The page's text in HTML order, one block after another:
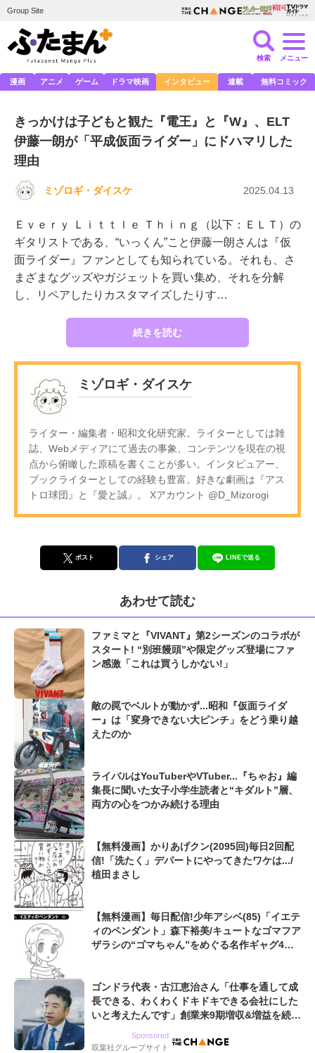
Group Site
検索 メニュー
漫画 アニメ ゲーム ドラマ映画 インタビュー 連載 無料コミック
きっかけは子どもと観た『電王』と『W』、ELT
伊藤一朗が「平成仮面ライダー」にドハマリした
理由
ミゾロギ・ダイスケ 2025.04.13
Ｅｖｅｒｙ Ｌｉｔｔｌｅ Ｔｈｉｎｇ（以下：ＥＬＴ）の
ギタリストである、“いっくん”こと伊藤一朗さんは『仮
面ライダー』ファンとしても知られている。それも、さ
まざまなグッズやガジェットを買い集め、それを分解
し、リペアしたりカスタマイズしたりす…
続きを読む
ミゾロギ・ダイスケ
ライター・編集者・昭和文化研究家。ライターとしては雑
誌、Webメディアにて過去の事象、コンテンツを現在の視
点から俯瞰した原稿を書くことが多い。インタビュアー、
ブックライターとしての経験も豊富。好きな劇画は『アス
トロ球団』と『愛と誠』。 Xアカウント @D_Mizorogi
ポスト シェア LINEで送る
あわせて読む
ファミマと『VIVANT』第2シーズンのコラボが
スタート! “別班饅頭”や限定グッズ登場にファ
ン感激「これは買うしかない!」
敵の罠でベルトが動かず...昭和『仮面ライダ
ー』は「変身できない大ピンチ」をどう乗り越
えたのか
ライバルはYouTuberやVTuber...『ちゃお』編
集長に聞いた女子小学生読者と“キダルト”層、
両方の心をつかみ続ける理由
【無料漫画】かりあげクン(2095回)毎日2回配
信!「洗たく」デパートにやってきたワケは.../
植田まさし
【無料漫画】毎日配信!少年アシベ(85)「イエテ
ィのペンダント」森下裕美/キュートなゴマフア
ザラシの“ゴマちゃん”をめぐる名作ギャグ4コ
ゴンドラ代表・古江恵治さん「仕事を通して成
長できる、わくわくドキドキできる会社にした
いと考えたんです」創業来9期増収&増益を続け
Sponsored
双葉社グループサイト